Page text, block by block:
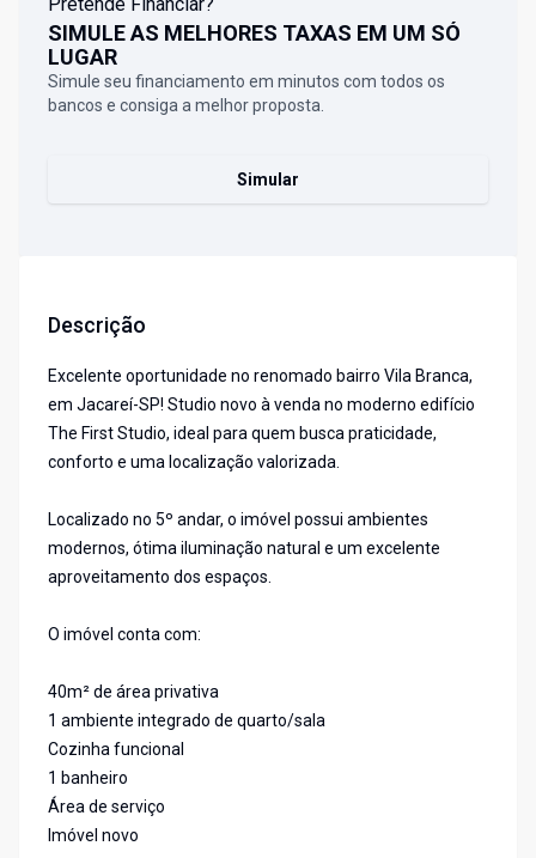
Pretende Financiar?
SIMULE AS MELHORES TAXAS EM UM SÓ
LUGAR
Simule seu financiamento em minutos com todos os
bancos e consiga a melhor proposta.
Simular
Descrição
Excelente oportunidade no renomado bairro Vila Branca,
em Jacareí-SP! Studio novo à venda no moderno edifício
The First Studio, ideal para quem busca praticidade,
conforto e uma localização valorizada.
Localizado no 5º andar, o imóvel possui ambientes
modernos, ótima iluminação natural e um excelente
aproveitamento dos espaços.
O imóvel conta com:
40m² de área privativa
1 ambiente integrado de quarto/sala
Cozinha funcional
1 banheiro
Área de serviço
Imóvel novo